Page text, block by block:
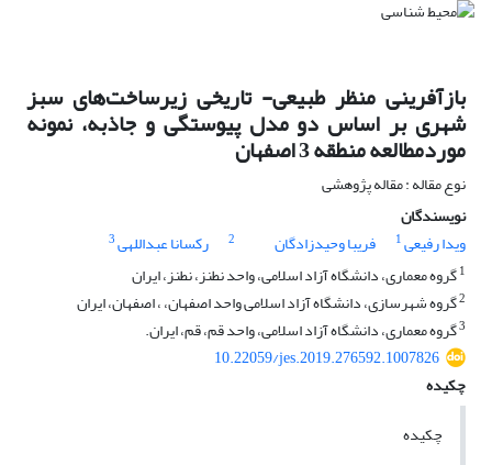
بازآفرینی منظر طبیعی- تاریخی زیرساخت‌های سبز
شهری بر اساس دو مدل پیوستگی و جاذبه، نمونه
موردمطالعه منطقه 3 اصفهان
نوع مقاله : مقاله پژوهشی
نویسندگان
ویدا رفیعی1 فریبا وحیدزادگان 2 رکسانا عبداللهی3
1گروه معماری، دانشگاه آزاد اسلامی، واحد نطنز، نطنز، ایران
2گروه شهرسازی، دانشگاه آزاد اسلامی واحد اصفهان، ، اصفهان، ایران
3گروه معماری، دانشگاه آزاد اسلامی، واحد قم، قم، ایران.
10.22059/jes.2019.276592.1007826
چکیده
چکیده